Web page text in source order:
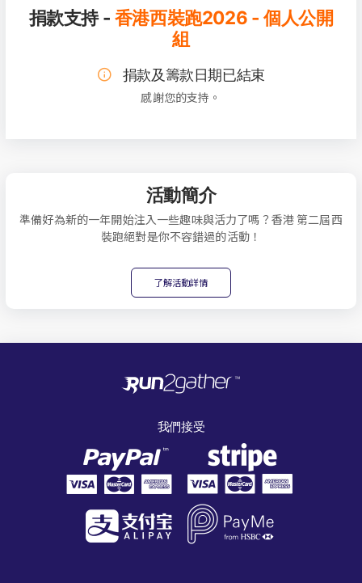
捐款支持 - 香港西裝跑2026 - 個人公開
組
捐款及籌款日期已結束
感謝您的支持。
活動簡介
準備好為新的一年開始注入一些趣味與活力了嗎？香港 第二屆西
裝跑絕對是你不容錯過的活動！
了解活動詳情
我們接受